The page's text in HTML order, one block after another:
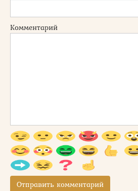
Комментарий